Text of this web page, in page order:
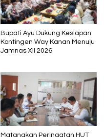
Bupati Ayu Dukung Kesiapan
Kontingen Way Kanan Menuju
Jamnas XII 2026
Matangkan Peringatan HUT